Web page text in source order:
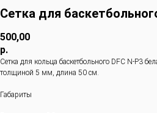
Сетка для
500,00
р.
Сетка для кольца баскетбольного DFC N-P3
толщиной 5 мм, длина 50 см.
Габариты